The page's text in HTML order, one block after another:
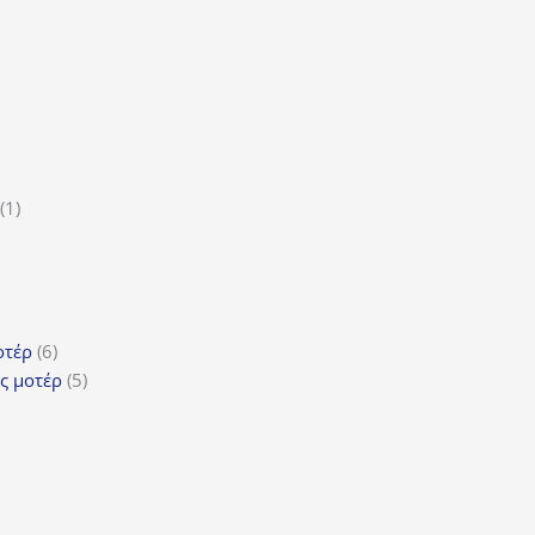
11
66
προϊόντα
μοτέρ 55